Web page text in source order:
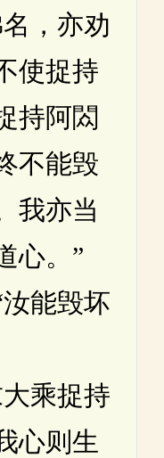
，亦劝
使捉持
持阿閦
不能毁
我亦当
心。”
能毁坏
乘捉持
心则生